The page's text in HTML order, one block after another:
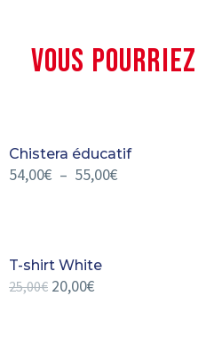
VOUS
Chistera éducatif
54,00€ – 55,00€
T-shirt White
25,00€ 20,00€